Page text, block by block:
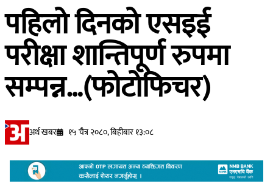
पहिलो दिनको एसइई
परीक्षा शान्तिपूर्ण रुपमा
सम्पन्न…(फोटोफिचर)
अर्थ खबर १५ चैत्र २०८०, बिहीबार १३:०८